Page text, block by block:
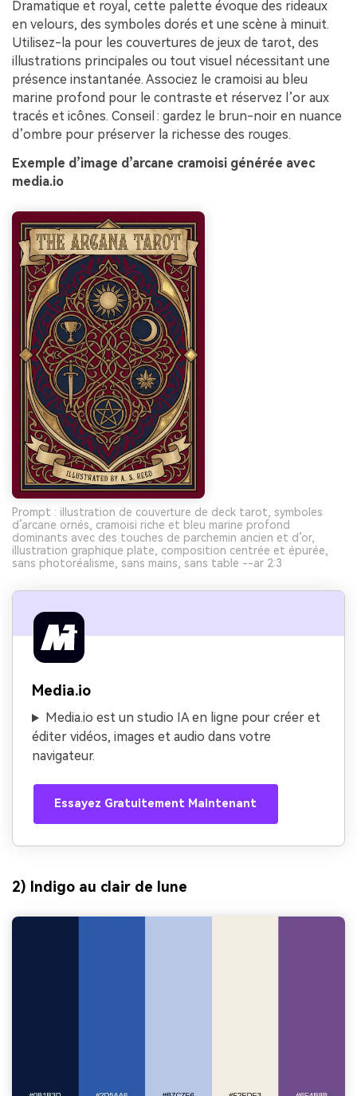
Dramatique et royal, cette palette évoque des rideaux
en velours, des symboles dorés et une scène à minuit.
Utilisez-la pour les couvertures de jeux de tarot, des
illustrations principales ou tout visuel nécessitant une
présence instantanée. Associez le cramoisi au bleu
marine profond pour le contraste et réservez l’or aux
tracés et icônes. Conseil : gardez le brun-noir en nuance
d’ombre pour préserver la richesse des rouges.
Exemple d’image d’arcane cramoisi générée avec
media.io
Prompt : illustration de couverture de deck tarot, symboles
d’arcane ornés, cramoisi riche et bleu marine profond
dominants avec des touches de parchemin ancien et d’or,
illustration graphique plate, composition centrée et épurée,
sans photoréalisme, sans mains, sans table --ar 2:3
Media.io
Media.io est un studio IA en ligne pour créer et
éditer vidéos, images et audio dans votre
navigateur.
Essayez Gratuitement Maintenant
2) Indigo au clair de lune